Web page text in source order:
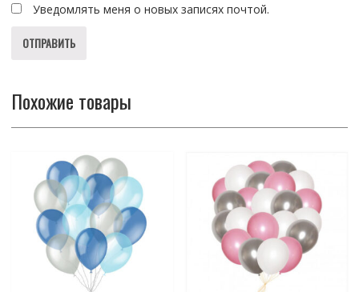
Уведомлять меня о новых записях почтой.
Похожие товары